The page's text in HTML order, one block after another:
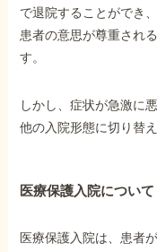
他社と何が違うの
当事務所に
依頼する
お電話での
受付時間：
で退院することができ
患者の意思が尊重され
す。
しかし、症状が急激に
他の入院形態に切り替
医療保護入院について
医療保護入院は、患者